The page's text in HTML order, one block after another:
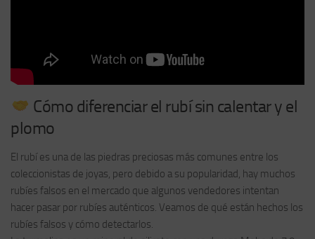
Cómo diferenciar el rubí sin calentar y el
plomo
El rubí es una de las piedras preciosas más comunes entre los
coleccionistas de joyas, pero debido a su popularidad, hay muchos
rubíes falsos en el mercado que algunos vendedores intentan
hacer pasar por rubíes auténticos. Veamos de qué están hechos los
rubíes falsos y cómo detectarlos.